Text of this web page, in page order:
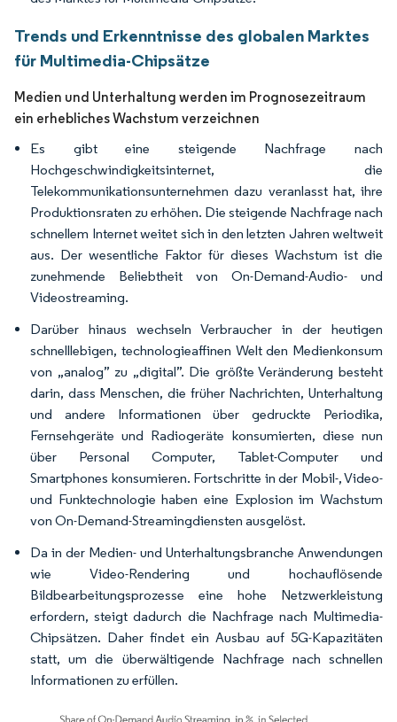
Trends und Erkenntnisse des globalen Marktes
für Multimedia-Chipsätze
Medien und Unterhaltung werden im Prognosezeitraum
ein erhebliches Wachstum verzeichnen
Es gibt eine steigende Nachfrage nach
Hochgeschwindigkeitsinternet, die
Telekommunikationsunternehmen dazu veranlasst hat, ihre
Produktionsraten zu erhöhen. Die steigende Nachfrage nach
schnellem Internet weitet sich in den letzten Jahren weltweit
aus. Der wesentliche Faktor für dieses Wachstum ist die
zunehmende Beliebtheit von On-Demand-Audio- und
Videostreaming.
Darüber hinaus wechseln Verbraucher in der heutigen
schnelllebigen, technologieaffinen Welt den Medienkonsum
von „analog” zu „digital”. Die größte Veränderung besteht
darin, dass Menschen, die früher Nachrichten, Unterhaltung
und andere Informationen über gedruckte Periodika,
Fernsehgeräte und Radiogeräte konsumierten, diese nun
über Personal Computer, Tablet-Computer und
Smartphones konsumieren. Fortschritte in der Mobil-, Video-
und Funktechnologie haben eine Explosion im Wachstum
von On-Demand-Streamingdiensten ausgelöst.
Da in der Medien- und Unterhaltungsbranche Anwendungen
wie Video-Rendering und hochauflösende
Bildbearbeitungsprozesse eine hohe Netzwerkleistung
erfordern, steigt dadurch die Nachfrage nach Multimedia-
Chipsätzen. Daher findet ein Ausbau auf 5G-Kapazitäten
statt, um die überwältigende Nachfrage nach schnellen
Informationen zu erfüllen.